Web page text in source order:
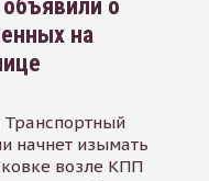
о
на
Транспортный
начнет изымать
возле КПП